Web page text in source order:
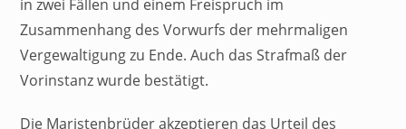
in zwei Fällen und einem Freispruch im
Zusammenhang des Vorwurfs der mehrmaligen
Vergewaltigung zu Ende. Auch das Strafmaß der
Vorinstanz wurde bestätigt.
Die Maristenbrüder akzeptieren das Urteil des